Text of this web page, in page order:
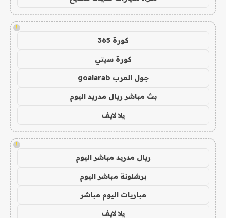
!
كورة 365
كورة سيتي
جول العرب goalarab
بث مباشر ريال مدريد اليوم
يلا لايف
!
ريال مدريد مباشر اليوم
برشلونة مباشر اليوم
مباريات اليوم مباشر
يلا لايف